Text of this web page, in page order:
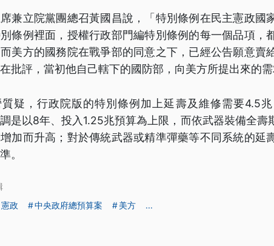
兼立院黨團總召黃國昌說，「特別條例在民主憲政國
條例裡面，授權行政部門編特別條例的每一個品項，
美方的國務院在戰爭部的同意之下，已經公告願意賣
批評，當初他自己轄下的國防部，向美方所提出來的需
疑，行政院版的特別條例加上延壽及維修需要4.5
是以8年、投入1.25兆預算為上限，而依武器裝備全壽
加而升高；對於傳統武器或精準彈藥等不同系統的延
。
憲政 中央政府總預算案 美方 ...